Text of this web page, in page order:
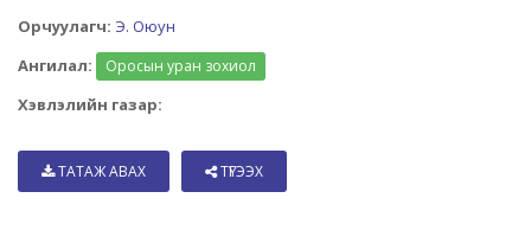
Орчуулагч: Э. Оюун
Ангилал:
Оросын уран зохиол
Хэвлэлийн газар:
ТАТАЖ АВАХ ТҮГЭЭХ